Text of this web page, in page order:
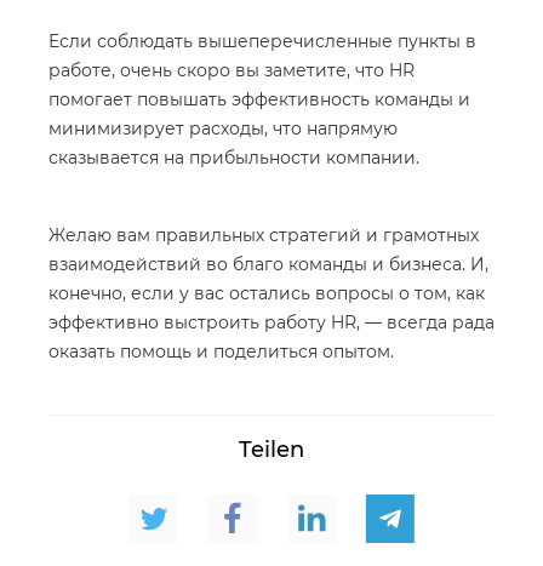
Если соблюдать вышеперечисленные пункты в
работе, очень скоро вы заметите, что HR
помогает повышать эффективность команды и
минимизирует расходы, что напрямую
сказывается на прибыльности компании.
Желаю вам правильных стратегий и грамотных
взаимодействий во благо команды и бизнеса. И,
конечно, если у вас остались вопросы о том, как
эффективно выстроить работу HR, — всегда рада
оказать помощь и поделиться опытом.
Teilen